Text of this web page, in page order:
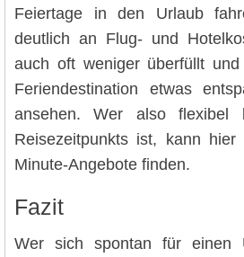
Feiertage in den Urlaub
deutlich an Flug- und
auch oft weniger überfüllt
Feriendestination etwas
ansehen. Wer also
Reisezeitpunkts ist, kann
Minute-Angebote finden.
Fazit
Wer sich spontan für einen